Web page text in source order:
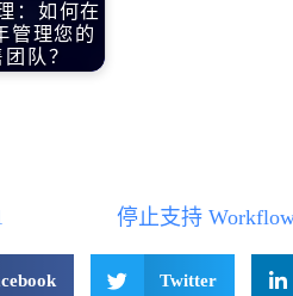
：如何在
管理您的
队？
Twitter